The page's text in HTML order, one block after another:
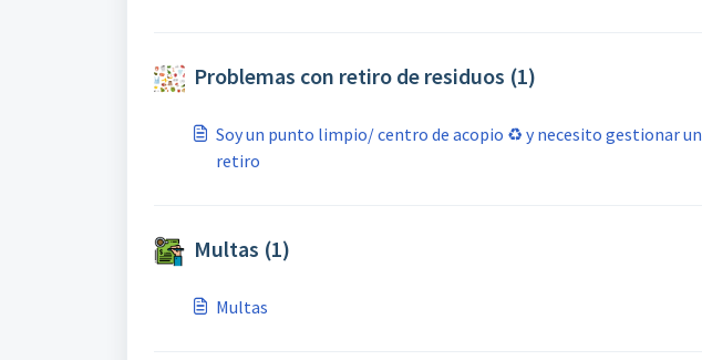
Problemas con retiro de residuos (1)
Soy un punto limpio/ centro de acopio ♻️ y necesito gestionar un
retiro
Multas (1)
Multas